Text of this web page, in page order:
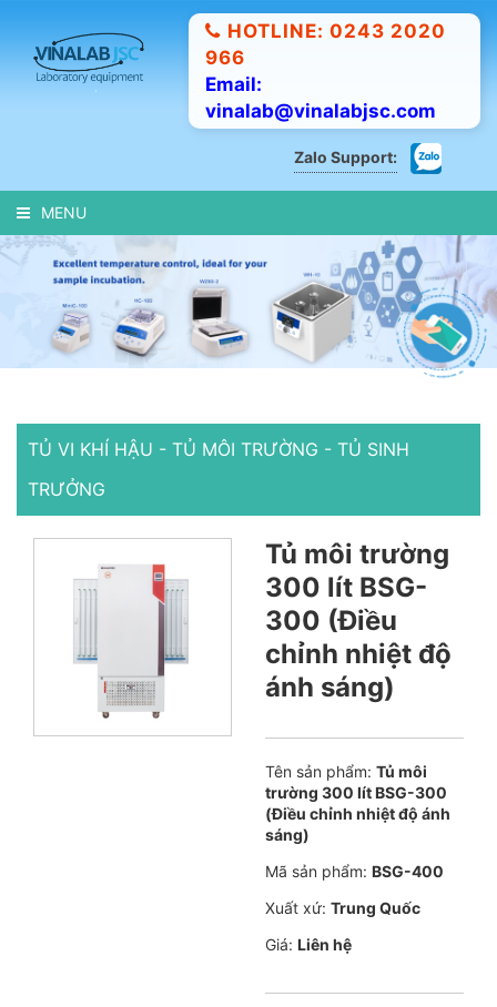
HOTLINE: 0243 2020
966
Email:
vinalab@vinalabjsc.com
Zalo Support:
MENU
TỦ VI KHÍ HẬU - TỦ MÔI TRƯỜNG - TỦ SINH
TRƯỞNG
Tủ môi trường
300 lít BSG-
300 (Điều
chỉnh nhiệt độ
ánh sáng)
Tên sản phẩm: Tủ môi
trường 300 lít BSG-300
(Điều chỉnh nhiệt độ ánh
sáng)
Mã sản phẩm: BSG-400
Xuất xứ: Trung Quốc
Giá: Liên hệ